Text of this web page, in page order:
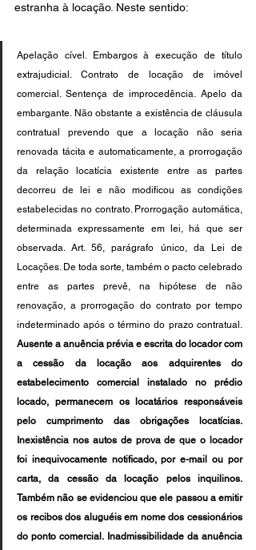
estranha à locação. Neste sentido:
Apelação cível. Embargos à execução de título
extrajudicial. Contrato de locação de imóvel
comercial. Sentença de improcedência. Apelo da
embargante. Não obstante a existência de cláusula
contratual prevendo que a locação não seria
renovada tácita e automaticamente, a prorrogação
da relação locatícia existente entre as partes
decorreu de lei e não modificou as condições
estabelecidas no contrato. Prorrogação automática,
determinada expressamente em lei, há que ser
observada. Art. 56, parágrafo único, da Lei de
Locações. De toda sorte, também o pacto celebrado
entre as partes prevê, na hipótese de não
renovação, a prorrogação do contrato por tempo
Ausente a anuência prévia e escrita do locador com
a cessão da locação aos adquirentes do
estabelecimento comercial instalado no prédio
locado, permanecem os locatários responsáveis
pelo cumprimento das obrigações locatícias.
Inexistência nos autos de prova de que o locador
foi inequivocamente notificado, por e-mail ou por
carta, da cessão da locação pelos inquilinos.
Também não se evidenciou que ele passou a emitir
os recibos dos aluguéis em nome dos cessionários
do ponto comercial. Inadmissibilidade da anuência